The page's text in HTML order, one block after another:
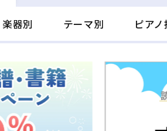
楽器別 テーマ別 ピア